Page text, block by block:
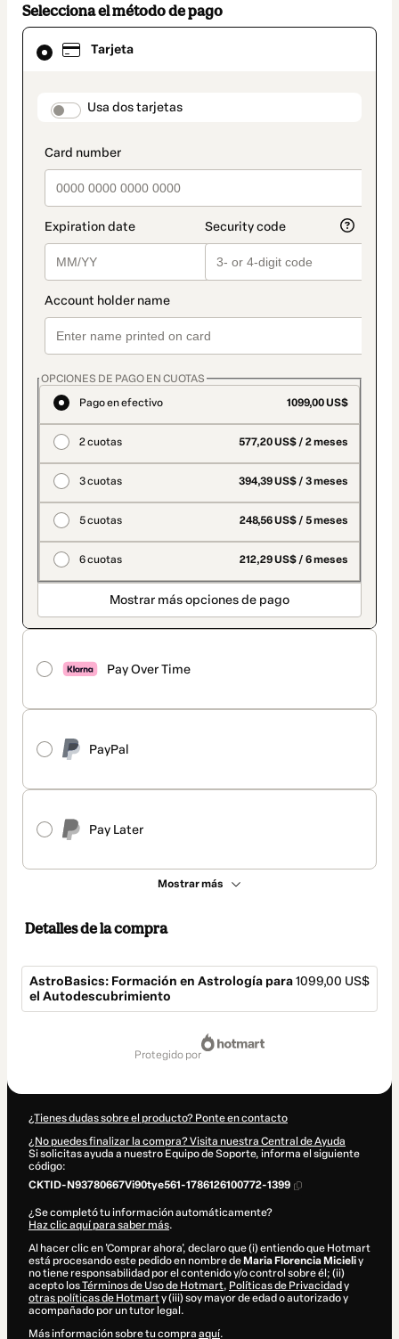
Selecciona el método de pago
Tarjeta
payment_data.section_title_v2
Usa dos tarjetas
OPCIONES DE PAGO EN CUOTAS
Pago en efectivo
1099,00 US$
2 cuotas 577,20 US$ / 2 meses
3 cuotas 394,39 US$ / 3 meses
5 cuotas 248,56 US$ / 5 meses
6 cuotas 212,29 US$ / 6 meses
Mostrar más opciones de pago
Pay Over Time
PayPal
Pay Later
Mostrar más
El
método
seleccionado
Detalles de la compra
AstroBasics: Formación en Astrología para
el Autodescubrimiento
1099,00 US$
protegido por
¿Tienes dudas sobre el producto? Ponte en contacto
¿No puedes finalizar la compra? Visita nuestra Central de Ayuda
Si solicitas ayuda a nuestro Equipo de Soporte, informa el siguiente
código:
CKTID-N93780667Vi90tye561-1786126100772-1399
¿Se completó tu información automáticamente?
Haz clic aquí para saber más.
Al hacer clic en 'Comprar ahora', declaro que (i) entiendo que Hotmart
está procesando este pedido en nombre de Maria Florencia Micieliy
no tiene responsabilidad por el contenido y/o control sobre él; (ii)
acepto losTérminos de Uso de Hotmart, Políticas de Privacidad y
otras políticas de Hotmarty (iii) soy mayor de edad o autorizado y
acompañado por un tutor legal.
Más información sobre tu compra aquí.